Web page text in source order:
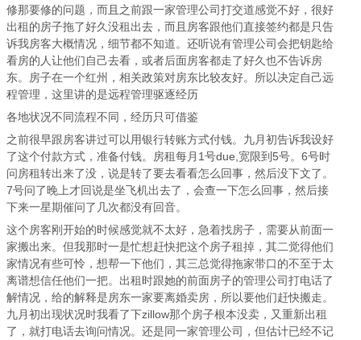
修那要修的问题，而且之前跟一家管理公司打交道感觉不好，很好
出租的房子拖了好久没租出去，而且房客跟他们直接签约都是只告
诉我房客大概情况，细节都不知道。还听说有管理公司会把钥匙给
看房的人让他们自己去看，或者后面房客都走了好久也不告诉房
东。房子在一个红州，相关政策对房东比较友好。所以决定自己远
程管理，这里讲的是远程管理驱逐经历
各地状况不同流程不同，经历只可借鉴
之前很早跟房客讲过可以用银行转账方式付钱。九月初告诉我设好
了这个付款方式，准备付钱。房租每月1号due,宽限到5号。6号时
问房租转出来了没，说是转了要去看看怎么回事，然后没下文了。
7号问了晚上才回说是坐飞机出去了，会查一下怎么回事，然后接
下来一星期催问了几次都没有回音。
这个房客刚开始的时候感觉就不太好，急着找房子，需要从前面一
家搬出来。但我那时一是忙想赶快把这个房子租掉，其二觉得他们
家情况有些可怜，想帮一下他们，其三总觉得拖家带口的不至于太
离谱想信任他们一把。出租时跟她的前面房子的管理公司打电话了
解情况，给的解释是房东一家要离婚卖房，所以要他们赶快搬走。
九月初出现状况时我看了下zillow那个房子根本没卖，又重新出租
了，就打电话去询问情况。还是同一家管理公司，但估计已经不记